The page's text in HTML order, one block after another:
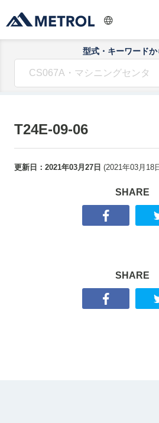
型式・キーワード
T24E-09-06
更新日： 2021年03月27日 (2021年03月18
SHARE
SHARE